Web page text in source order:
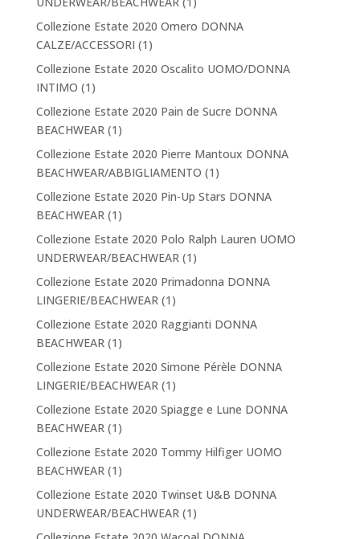
Collezione Estate 2020 Omero DONNA
CALZE/ACCESSORI (1)
Collezione Estate 2020 Oscalito UOMO/DONNA
INTIMO (1)
Collezione Estate 2020 Pain de Sucre DONNA
BEACHWEAR(1)
Collezione Estate 2020 Pierre Mantoux DONNA
BEACHWEAR/ABBIGLIAMENTO (1)
Collezione Estate 2020 Pin-Up Stars DONNA
BEACHWEAR(1)
Collezione Estate 2020 Polo Ralph Lauren UOMO
UNDERWEAR/BEACHWEAR(1)
Collezione Estate 2020 Primadonna DONNA
LINGERIE/BEACHWEAR(1)
Collezione Estate 2020 Raggianti DONNA
BEACHWEAR(1)
Collezione Estate 2020 Simone Pérèle DONNA
LINGERIE/BEACHWEAR(1)
Collezione Estate 2020 Spiagge e Lune DONNA
BEACHWEAR(1)
Collezione Estate 2020 Tommy Hilfiger UOMO
BEACHWEAR(1)
Collezione Estate 2020 Twinset U&B DONNA
UNDERWEAR/BEACHWEAR(1)